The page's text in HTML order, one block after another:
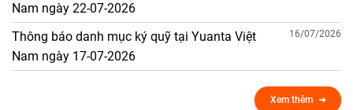
Nam ngày 22-07-2026
Thông báo danh mục ký quỹ tại Yuanta Việt
Nam ngày 17-07-2026
16/07/2026
Xem thêm